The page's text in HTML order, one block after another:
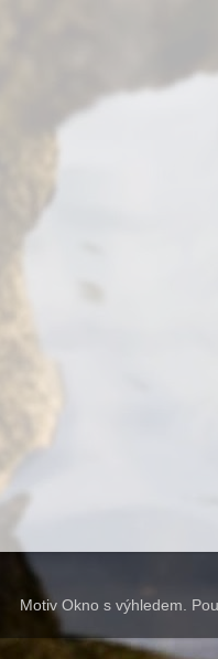
Motiv Okno s výhledem.